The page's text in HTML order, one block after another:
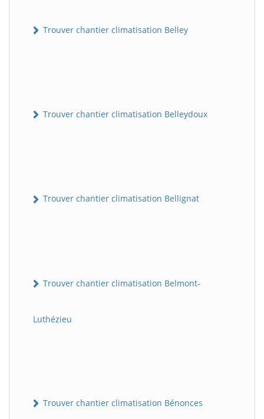
Trouver chantier climatisation Belley
Trouver chantier climatisation Belleydoux
Trouver chantier climatisation Bellignat
Trouver chantier climatisation Belmont-
Luthézieu
Trouver chantier climatisation Bénonces